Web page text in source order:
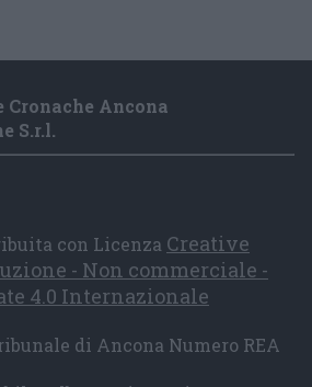
Ancona
S.r.l.
con Licenza Creative
- Non commerciale -
4.0 Internazionale
di Ancona Numero REA